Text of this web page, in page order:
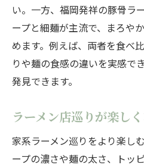
い。一方、福岡発祥の豚骨ラ
ープと細麺が主流で、まろや
めます。例えば、両者を食べ
りや麺の食感の違いを実感で
発見できます。
ラーメン店巡りが楽し
家系ラーメン巡りをより楽し
ープの濃さや麺の太さ、トッ